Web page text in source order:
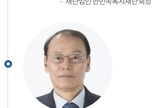
재단법인 한민족복지재단 회장